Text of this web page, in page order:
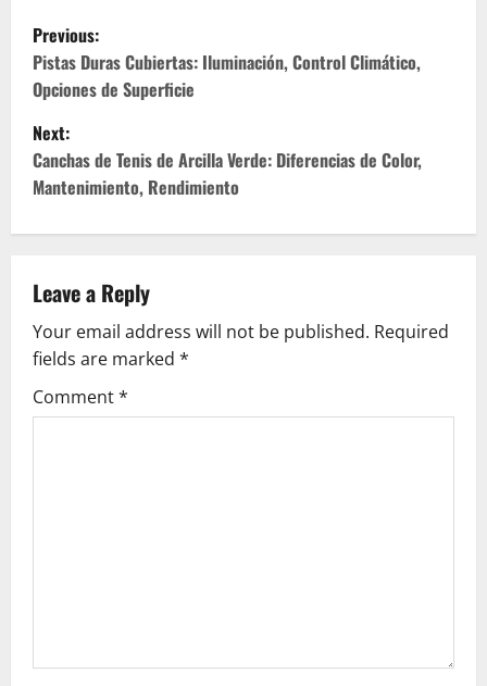
P
o
s
t
n
v
i
g
Previous:
Pistas Duras Cubiertas: Iluminación, Control Climático,
Opciones de Superficie
Next:
Canchas de Tenis de Arcilla Verde: Diferencias de Color,
Mantenimiento, Rendimiento
Leave a Reply
Your email address will not be published. Required
fields are marked *
Comment*